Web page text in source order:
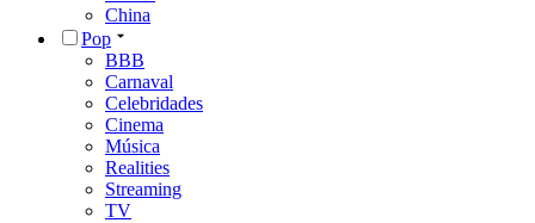
China
Pop
BBB
Carnaval
Celebridades
Cinema
Música
Realities
Streaming
TV